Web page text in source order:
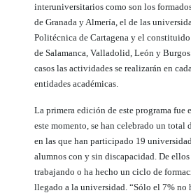
interuniversitarios como son los
de Granada y Almería, el de las
Politécnica de Cartagena y el
de Salamanca, Valladolid, León y
casos las actividades se realizarán en
entidades académicas.
La primera edición de este programa fue
este momento, se han celebrado un total
en las que han participado 19
alumnos con y sin discapacidad. De ellos
trabajando o ha hecho un ciclo de
llegado a la universidad. “Sólo el 7% no